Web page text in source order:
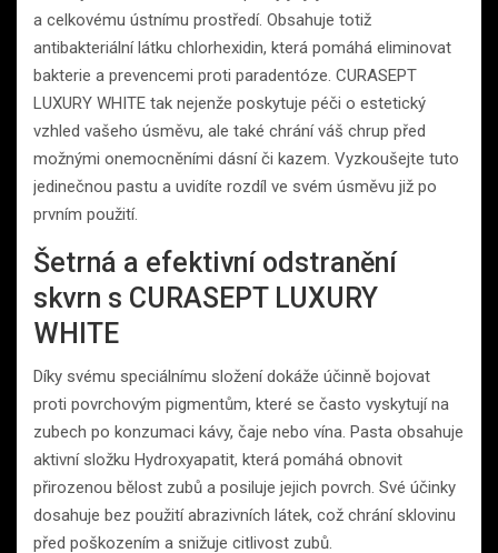
a celkovému ústnímu prostředí. Obsahuje totiž
antibakteriální látku chlorhexidin, která pomáhá eliminovat
bakterie a prevencemi proti paradentóze. CURASEPT
LUXURY WHITE tak nejenže poskytuje péči o estetický
vzhled vašeho úsměvu, ale také chrání váš chrup před
možnými onemocněními dásní či kazem. Vyzkoušejte tuto
jedinečnou pastu a uvidíte rozdíl ve svém úsměvu již po
prvním použití.
Šetrná a efektivní odstranění
skvrn s CURASEPT LUXURY
WHITE
Díky svému speciálnímu složení dokáže účinně bojovat
proti povrchovým pigmentům, které se často vyskytují na
zubech po konzumaci kávy, čaje nebo vína. Pasta obsahuje
aktivní složku Hydroxyapatit, která pomáhá obnovit
přirozenou bělost zubů a posiluje jejich povrch. Své účinky
dosahuje bez použití abrazivních látek, což chrání sklovinu
před poškozením a snižuje citlivost zubů.